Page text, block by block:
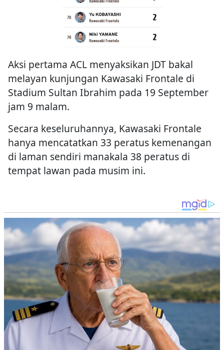
Aksi pertama ACL menyaksikan JDT bakal
melayan kunjungan Kawasaki Frontale di
Stadium Sultan Ibrahim pada 19 September
jam 9 malam.
Secara keseluruhannya, Kawasaki Frontale
hanya mencatatkan 33 peratus kemenangan
di laman sendiri manakala 38 peratus di
tempat lawan pada musim ini.